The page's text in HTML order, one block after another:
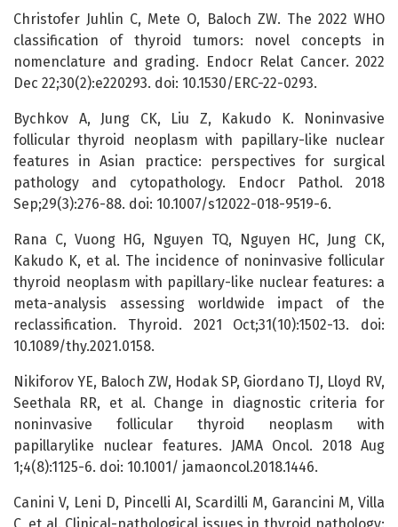
Christofer Juhlin C, Mete O, Baloch ZW. The 2022 WHO
classification of thyroid tumors: novel concepts in
nomenclature and grading. Endocr Relat Cancer. 2022
Dec 22;30(2):e220293. doi: 10.1530/ERC-22-0293.
Bychkov A, Jung CK, Liu Z, Kakudo K. Noninvasive
follicular thyroid neoplasm with papillary-like nuclear
features in Asian practice: perspectives for surgical
pathology and cytopathology. Endocr Pathol. 2018
Sep;29(3):276-88. doi: 10.1007/s12022-018-9519-6.
Rana C, Vuong HG, Nguyen TQ, Nguyen HC, Jung CK,
Kakudo K, et al. The incidence of noninvasive follicular
thyroid neoplasm with papillary-like nuclear features: a
meta-analysis assessing worldwide impact of the
reclassification. Thyroid. 2021 Oct;31(10):1502-13. doi:
10.1089/thy.2021.0158.
Nikiforov YE, Baloch ZW, Hodak SP, Giordano TJ, Lloyd RV,
Seethala RR, et al. Change in diagnostic criteria for
noninvasive follicular thyroid neoplasm with
papillarylike nuclear features. JAMA Oncol. 2018 Aug
1;4(8):1125-6. doi: 10.1001/ jamaoncol.2018.1446.
Canini V, Leni D, Pincelli AI, Scardilli M, Garancini M, Villa